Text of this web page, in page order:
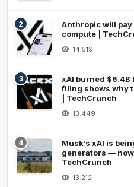
2
Anthropic will pay
compute |
14.519
3
xAI burned $6.4B
filing shows why
| TechCrunch
13.449
4
Musk’s xAI is
generators — now
TechCrunch
13.212